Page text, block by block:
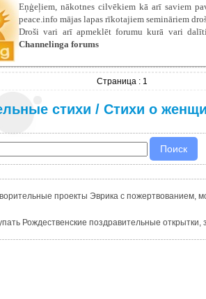
Eņģeļiem, nākotnes cilvēkiem kā arī saviem
peace.info mājas lapas rīkotajiem semināriem
Droši vari arī apmeklēt forumu kurā vari
Channelinga forums
Страница : 1
стихи / Стихи о
проекты Эврика с пожертвованием,
Рождественские поздравительные открытки,